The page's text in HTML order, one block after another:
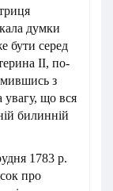
думки
бути серед
II, по-
з
увагу, що вся
билинній
1783 р.
про